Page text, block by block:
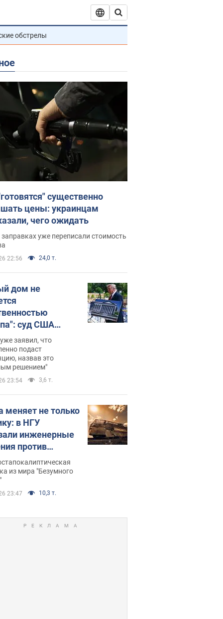
обстрелы
существенно
цены: украинцам
чего ожидать
уже переписали стоимость
22:56 24,0 т.
дом не
суд США
зала
400 млн
заявил, что
подаст
назвав это
решением"
23:54 3,6 т.
меняет не только
в НГУ
инженерные
против
FPV-
Фото
из мира "Безумного
23:47 10,3 т.